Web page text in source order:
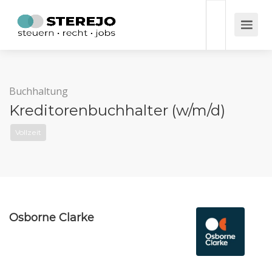
Buchhaltung
Kreditorenbuchhalter (w/m/d)
Vollzeit
Osborne Clarke